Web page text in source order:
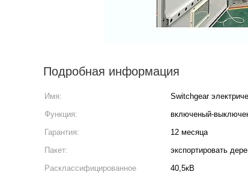
Подробная информация
Имя: Switchgear
Функция:
включеный-
Гарантия:
12 месяца
Пакет:
экспортировать
Расклассифицированное
40,5кВ